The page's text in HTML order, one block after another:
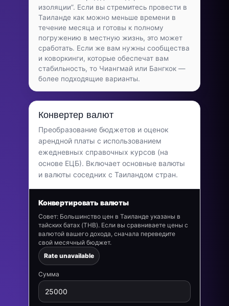
изоляции”. Если вы стремитесь провести в
Таиланде как можно меньше времени в
течение месяца и готовы к полному
погружению в местную жизнь, это может
сработать. Если же вам нужны сообщества
и коворкинги, которые обеспечат вам
стабильность, то Чиангмай или Бангкок —
более подходящие варианты.
Конвертер валют
Преобразование бюджетов и оценок
арендной платы с использованием
ежедневных справочных курсов (на
основе ЕЦБ). Включает основные валюты
и валюты соседних с Таиландом стран.
Конвертировать валюты
Совет: Большинство цен в Таиланде указаны в
тайских батах (THB). Если вы сравниваете цены с
валютой вашего дохода, сначала переведите
свой месячный бюджет.
Rate unavailable
Сумма